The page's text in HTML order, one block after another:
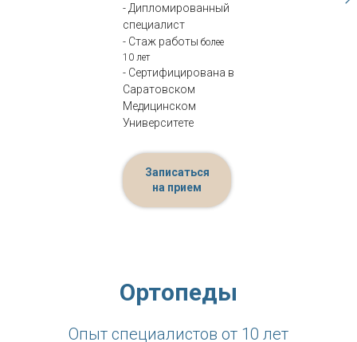
- Дипломированный
специалист
- Стаж работы более
10 лет
- Сертифицирована в
Саратовском
Медицинском
Университете
Записаться
на прием
Ортопеды
Опыт специалистов от 10 лет